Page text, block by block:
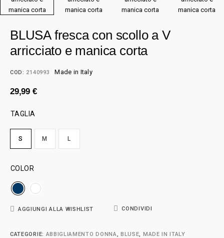
BLUSA fresca con scollo a V
arricciato e manica corta
COD: 2140993 Made in Italy
29,99 €
TAGLIA
S M L
COLOR
AGGIUNGI ALLA WISHLIST CONDIVIDI
CATEGORIE: ABBIGLIAMENTO DONNA, BLUSE, MADE IN ITALY